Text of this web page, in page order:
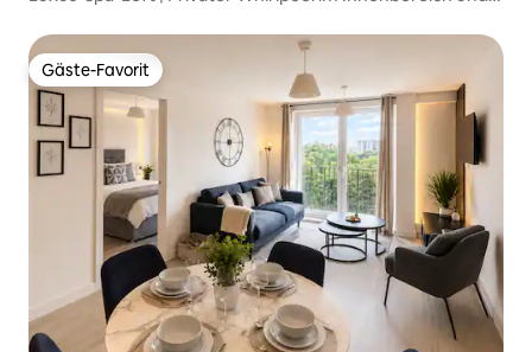
Gäste-Favorit
Gäste-Favorit